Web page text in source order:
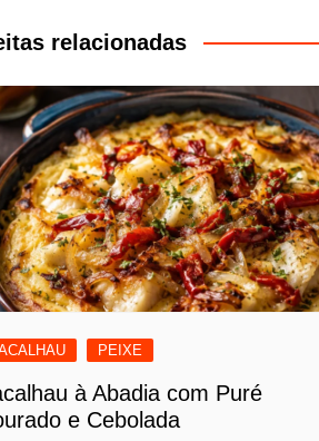
relacionadas
PEIXE
à Abadia com Puré
e Cebolada